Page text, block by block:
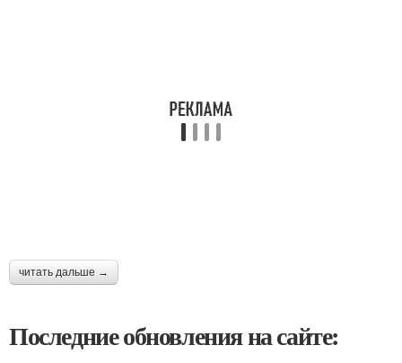
читать дальше →
Последние обновления на сайте: